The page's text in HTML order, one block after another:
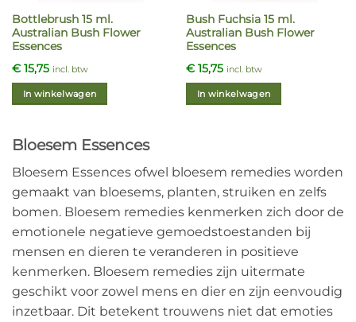
productpagina
Bottlebrush 15 ml.
Australian Bush Flower
Essences
€15,75 incl. btw
In winkelwagen
Bush Fuchsia 15 ml.
Australian Bush Flower
Essences
€15,75 incl. btw
In winkelwagen
Bloesem Essences
Bloesem Essences ofwel bloesem remedies worden
gemaakt van bloesems, planten, struiken en zelfs
bomen. Bloesem remedies kenmerken zich door de
emotionele negatieve gemoedstoestanden bij
mensen en dieren te veranderen in positieve
kenmerken. Bloesem remedies zijn uitermate
geschikt voor zowel mens en dier en zijn eenvoudig
inzetbaar. Dit betekent trouwens niet dat emoties